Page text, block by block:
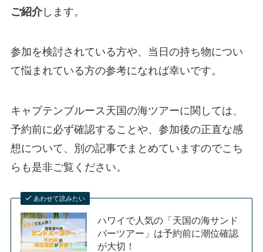
ご紹介します。
参加を検討されている方や、当日の持ち物につい
て悩まれている方の参考になれば幸いです。
キャプテンブルース天国の海ツアーに関しては、
予約前に必ず確認することや、参加後の正直な感
想について、別の記事でまとめていますのでこち
らも是非ご覧ください。
あわせて読みたい
ハワイで人気の「天国の海サンド
バーツアー」は予約前に潮位確認
が大切！